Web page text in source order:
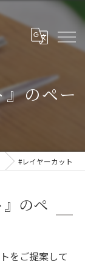
のペー
#レイヤーカット
のペ
をご提案して